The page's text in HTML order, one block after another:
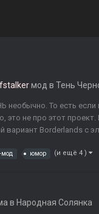
мод в Тень
необычно. То есть
это не про этот
вариант Borderlands с
мод юмор (и ещё 4 )
в Народная Солянка